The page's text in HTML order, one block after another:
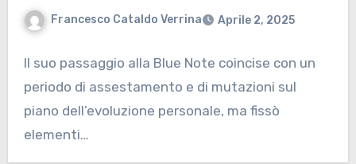
Francesco Cataldo Verrina Aprile 2, 2025
Il suo passaggio alla Blue Note coincise con un
periodo di assestamento e di mutazioni sul
piano dell’evoluzione personale, ma fissò
elementi…